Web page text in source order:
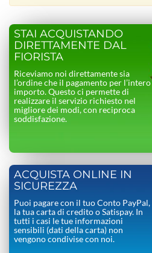
STAI ACQUISTANDO
DIRETTAMENTE DAL
FIORISTA
Riceviamo noi direttamente sia
l’ordine che il pagamento per l’intero
importo. Questo ci permette di
realizzare il servizio richiesto nel
migliore dei modi, con reciproca
soddisfazione.
ACQUISTA ONLINE IN
SICUREZZA
Puoi pagare con il tuo Conto PayPal,
la tua carta di credito o Satispay. In
tutti i casi le tue informazioni
sensibili (dati della carta) non
vengono condivise con noi.